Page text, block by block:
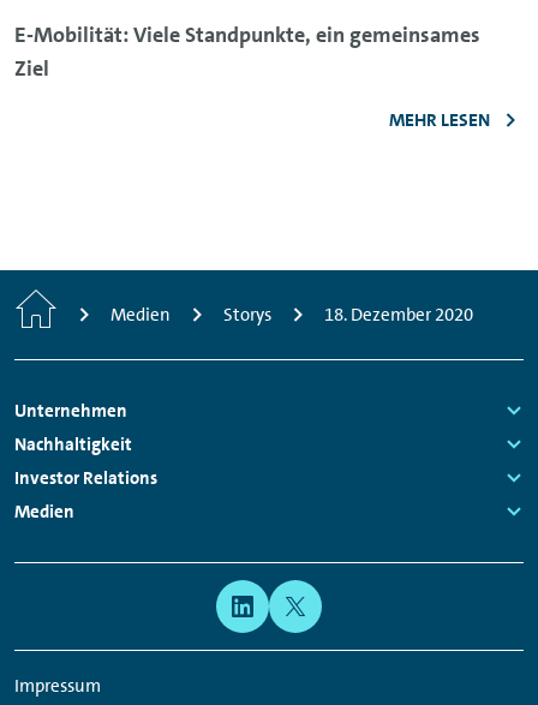
E-Mobilität: Viele Standpunkte, ein gemeinsames
Ziel
MEHR LESEN
Home Medien Storys 18. Dezember 2020
Footer
Navigation
Unternehmen
Links:
Nachhaltigkeit
Links:
Investor Relations
Links:
Medien
Impressum
Network
Links